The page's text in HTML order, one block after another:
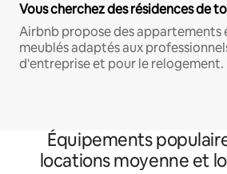
Vous cherchez des résidences de
Airbnb propose des appartements
meublés adaptés aux
d'entreprise et pour le relogement.
Équipements
locations moyenne et